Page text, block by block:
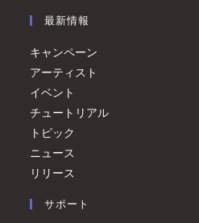
最新情報
キャンペーン
アーティスト
イベント
チュートリアル
トピック
ニュース
リリース
サポート